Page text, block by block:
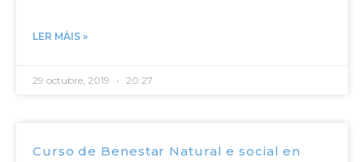
LER MÀIS »
29 octubre, 2019 20:27
Curso de Benestar Natural e social en